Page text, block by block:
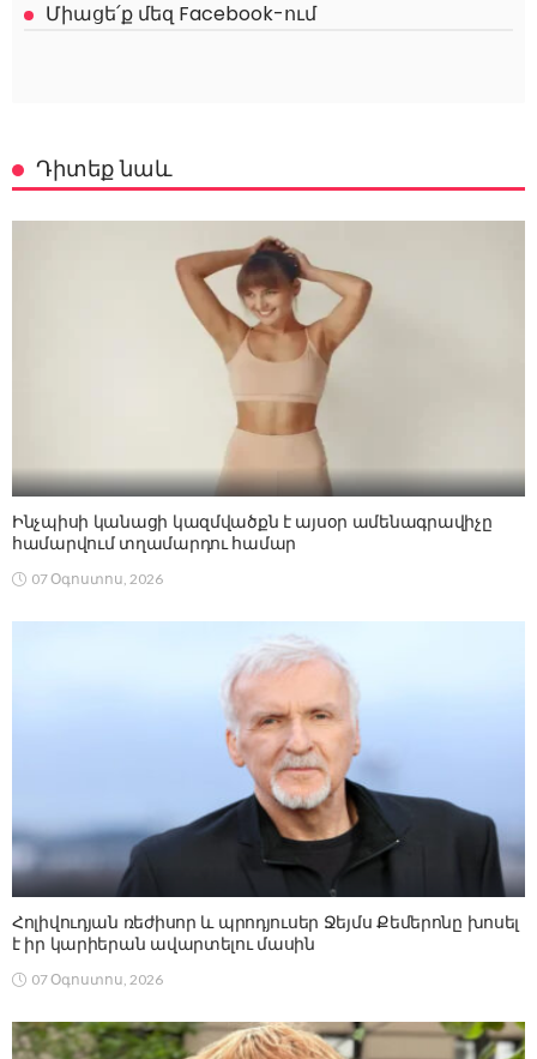
Միացե՛ք մեզ Facebook-ում
Դիտեք նաև
Ինչպիսի կանացի կազմվածքն է այսօր ամենագրավիչը
համարվում տղամարդու համար
07 Օգոստոս, 2026
Հոլիվուդյան ռեժիսոր և պրոդյուսեր Ջեյմս Քեմերոնը խոսել
է իր կարիերան ավարտելու մասին
07 Օգոստոս, 2026